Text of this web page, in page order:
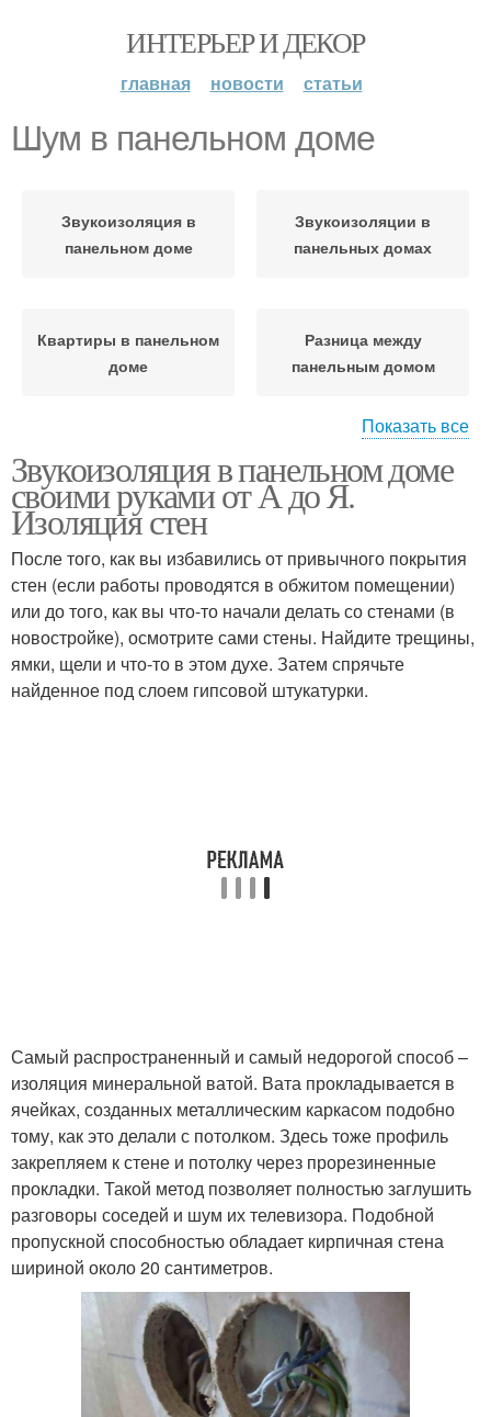
ИНТЕРЬЕР И ДЕКОР
главная новости статьи
Шум в панельном доме
Звукоизоляция в
панельном доме
Звукоизоляции в
панельных домах
Квартиры в панельном
доме
Разница между
панельным домом
Панельные дома
панельном и
Кирпичный дом
Показать все
Звукоизоляция в панельном доме
своими руками от А до Я.
Изоляция стен
После того, как вы избавились от привычного покрытия
стен (если работы проводятся в обжитом помещении)
или до того, как вы что-то начали делать со стенами (в
новостройке), осмотрите сами стены. Найдите трещины,
ямки, щели и что-то в этом духе. Затем спрячьте
найденное под слоем гипсовой штукатурки.
Самый распространенный и самый недорогой способ –
изоляция минеральной ватой. Вата прокладывается в
ячейках, созданных металлическим каркасом подобно
тому, как это делали с потолком. Здесь тоже профиль
закрепляем к стене и потолку через прорезиненные
прокладки. Такой метод позволяет полностью заглушить
разговоры соседей и шум их телевизора. Подобной
пропускной способностью обладает кирпичная стена
шириной около 20 сантиметров.